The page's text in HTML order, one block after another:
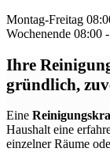
Montag-Freitag
Wochenende 08:00
Ihre
gründlich,
Eine
Haushalt eine
einzelner Räume